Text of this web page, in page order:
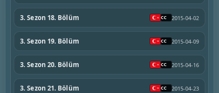
3. Sezon 18. Bölüm 2015-04-02
3. Sezon 19. Bölüm 2015-04-09
3. Sezon 20. Bölüm 2015-04-16
3. Sezon 21. Bölüm 2015-04-23